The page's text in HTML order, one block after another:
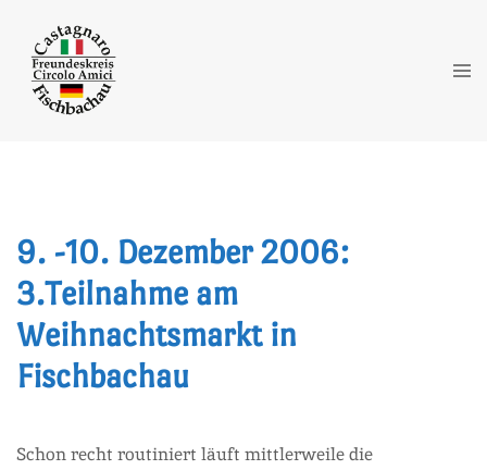
Inhalt
springen
9. -10. Dezember 2006:
3.Teilnahme am
Weihnachtsmarkt in
Fischbachau
Schon recht routiniert läuft mittlerweile die